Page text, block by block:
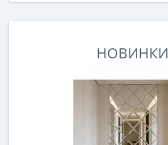
НОВИНКИ